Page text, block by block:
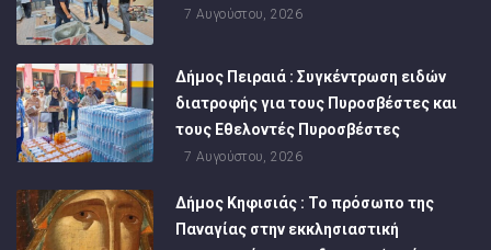
7 Αυγούστου, 2026
Δήμος Πειραιά : Συγκέντρωση ειδών
διατροφής για τους Πυροσβέστες και
τους Εθελοντές Πυροσβέστες
7 Αυγούστου, 2026
Δήμος Κηφισιάς : Το πρόσωπο της
Παναγίας στην εκκλησιαστική